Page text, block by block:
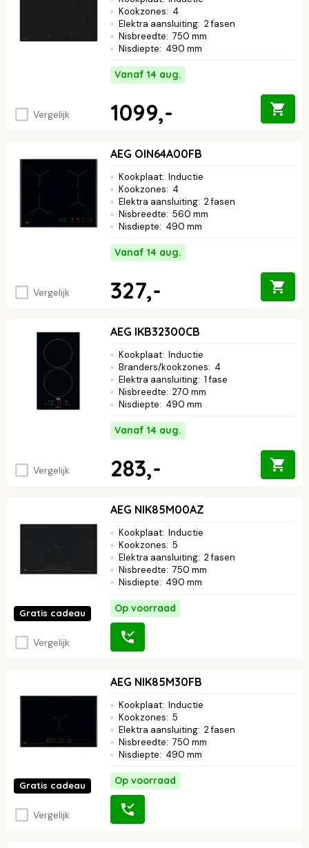
Vergelijk
Kookzones: 4
Elektra aansluiting: 2 fasen
Nisbreedte: 750 mm
Nisdiepte: 490 mm
Vanaf 14 aug.
1099,-
Vergelijk
AEG OIN64A00FB
Kookplaat: Inductie
Kookzones: 4
Elektra aansluiting: 2 fasen
Nisbreedte: 560 mm
Nisdiepte: 490 mm
Vanaf 14 aug.
327,-
Vergelijk
AEG IKB32300CB
Kookplaat: Inductie
Branders/kookzones: 4
Elektra aansluiting: 1 fase
Nisbreedte: 270 mm
Nisdiepte: 490 mm
Vanaf 14 aug.
283,-
Gratis cadeau
Vergelijk
AEG NIK85M00AZ
Kookplaat: Inductie
Kookzones: 5
Elektra aansluiting: 2 fasen
Nisbreedte: 750 mm
Nisdiepte: 490 mm
Op voorraad
Gratis cadeau
Vergelijk
AEG NIK85M30FB
Kookplaat: Inductie
Kookzones: 5
Elektra aansluiting: 2 fasen
Nisbreedte: 750 mm
Nisdiepte: 490 mm
Op voorraad